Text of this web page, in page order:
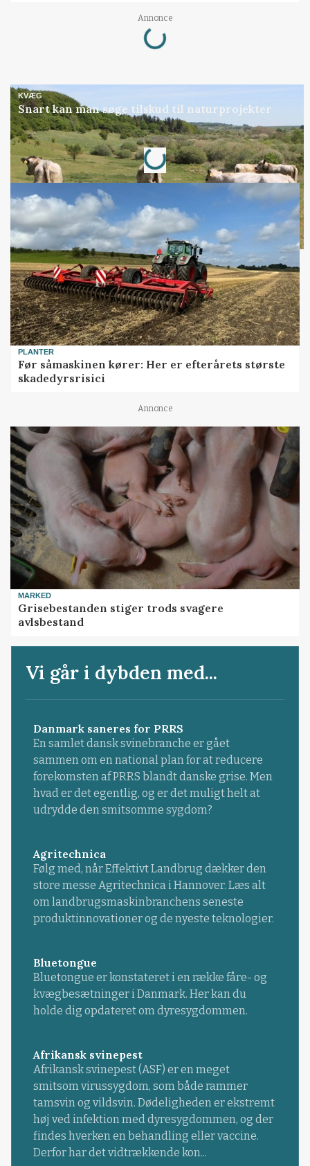
Annonce
Loading...
KVÆG
Snart kan man søge tilskud til naturprojekter
Annonce
Loading...
PLANTER
Før såmaskinen kører: Her er efterårets største
skadedyrsrisici
Annonce
MARKED
Grisebestanden stiger trods svagere
avlsbestand
Vi går i dybden med...
Danmark saneres for PRRS
En samlet dansk svinebranche er gået
sammen om en national plan for at reducere
forekomsten af PRRS blandt danske grise. Men
hvad er det egentlig, og er det muligt helt at
udrydde den smitsomme sygdom?
Agritechnica
Følg med, når Effektivt Landbrug dækker den
store messe Agritechnica i Hannover. Læs alt
om landbrugsmaskinbranchens seneste
produktinnovationer og de nyeste teknologier.
Bluetongue
Bluetongue er konstateret i en række fåre- og
kvægbesætninger i Danmark. Her kan du
holde dig opdateret om dyresygdommen.
Afrikansk svinepest
Afrikansk svinepest (ASF) er en meget
smitsom virussygdom, som både rammer
tamsvin og vildsvin. Dødeligheden er ekstremt
høj ved infektion med dyresygdommen, og der
findes hverken en behandling eller vaccine.
Derfor har det vidtrækkende kon...